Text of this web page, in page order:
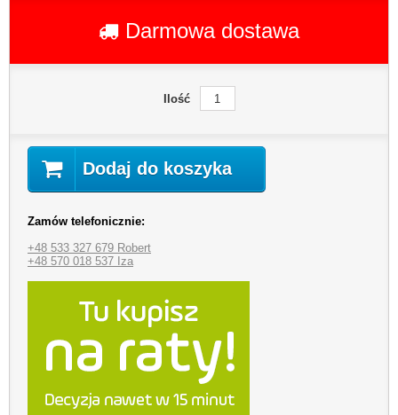
Darmowa dostawa
Ilość
Dodaj do koszyka
Zamów telefonicznie:
+48 533 327 679 Robert
+48 570 018 537 Iza